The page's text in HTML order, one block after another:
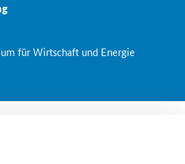
für Wirtschaft und Energie